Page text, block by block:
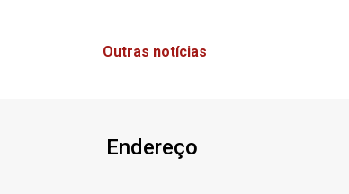
Outras notícias
Endereço